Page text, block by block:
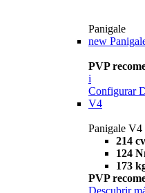
Panigale
new
PVP
i
Configurar
V4
Panigale V4
214 cv
124
173
PVP
Descubrir